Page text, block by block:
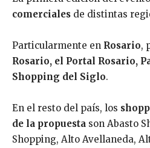
comerciales de distintas
Particularmente en Rosario,
Rosario, el Portal Rosario,
Shopping del Siglo.
En el resto del país, los
de la propuesta son Abasto
Shopping, Alto Avellaneda,